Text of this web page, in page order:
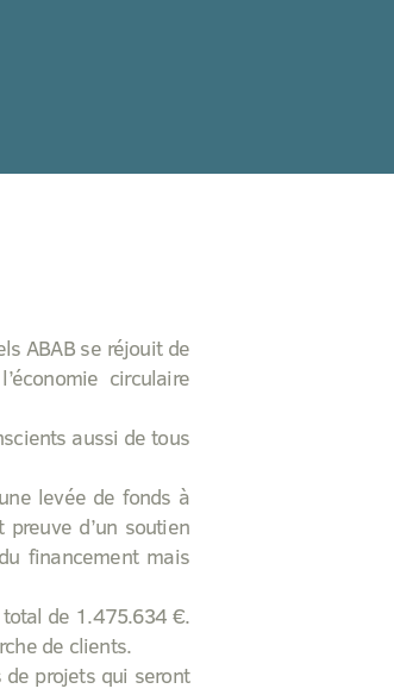
ABAB se réjouit de
circulaire
aussi de tous
levée de fonds à
d’un soutien
financement mais
de 1.475.634 €.
de clients.
projets qui seront